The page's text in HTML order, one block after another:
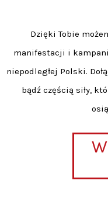
Dzięki Tobie
manifestacji i
niepodległej Polski.
bądź częścią siły,